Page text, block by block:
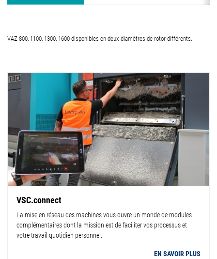
VAZ 800, 1100, 1300, 1600 disponibles en deux diamètres de rotor différents.
VSC.connect
La mise en réseau des machines vous ouvre un monde de modules
complémentaires dont la mission est de faciliter vos processus et
votre travail quotidien personnel.
EN SAVOIR PLUS